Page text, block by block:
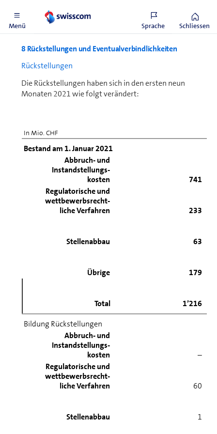
Menü Sprache Schliessen
8 Rückstellungen und Eventual­verbindlich­keiten
Rückstellungen
Die Rückstellungen haben sich in den ersten neun
Monaten 2021 wie folgt verändert:
In Mio. CHF
Bestand am 1. Januar 2021
Abbruch- und
Instandstellungs-
kosten
741
Regulatorische und
wettbewerbsrecht-
liche Verfahren
233
Stellenabbau 63
Übrige 179
Total
1’216
Bildung Rückstellungen
Abbruch- und
Instandstellungs-
kosten
–
Regulatorische und
wettbewerbsrecht-
liche Verfahren
60
Stellenabbau 1